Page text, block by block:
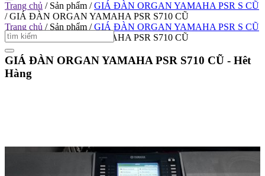
Trang chủ / Sản phẩm / GIÁ ĐÀN ORGAN YAMAHA PSR S CŨ
/ GIÁ ĐÀN ORGAN YAMAHA PSR S710 CŨ
Trang chủ / Sản phẩm / GIÁ ĐÀN ORGAN YAMAHA PSR S CŨ
GIÁ ĐÀN ORGAN YAMAHA PSR S710 CŨ
GIÁ ĐÀN ORGAN YAMAHA PSR S710 CŨ - Hêt
Hàng